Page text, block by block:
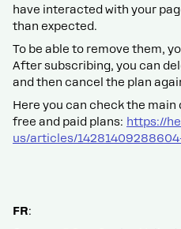
have interacted with your
than expected.
To be able to remove them,
After subscribing, you can
and then cancel the plan
Here you can check the
free and paid plans: https://
us/articles/
FR: